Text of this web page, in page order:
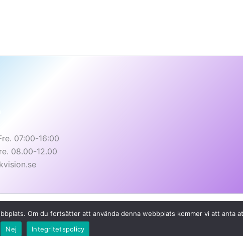
07:00-16:00
08.00-12.00
© 2026 Takvision AB
Om du fortsätter att använda denna webbplats kommer vi att anta
Nej Integritetspolicy